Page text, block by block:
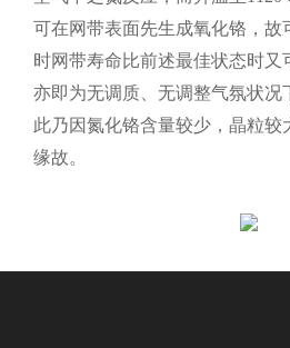
可在网带表面先生成氧化铬，故
时网带寿命比前述最佳状态时又
亦即为无调质、无调整气氛状况
此乃因氮化铬含量较少，晶粒较
缘故。